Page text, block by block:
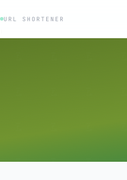
URL SHORTENER